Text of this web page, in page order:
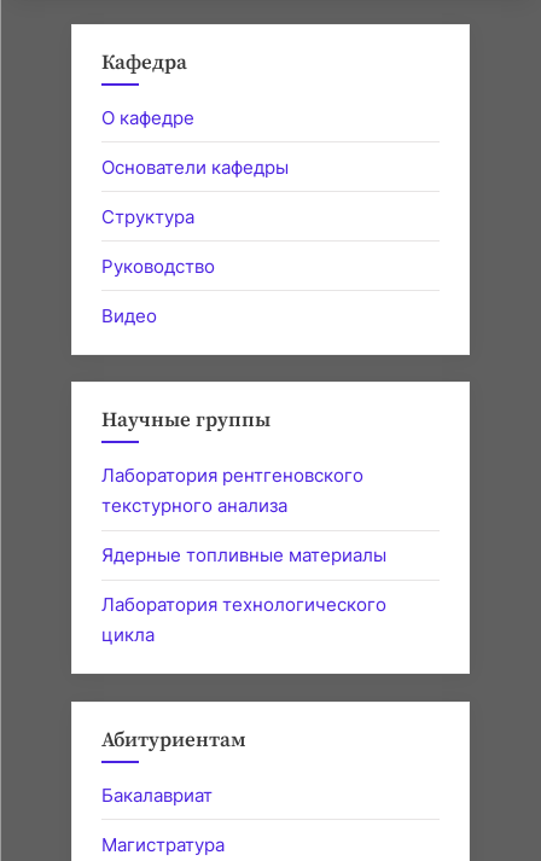
Кафедра
О кафедре
Основатели кафедры
Структура
Руководство
Видео
Научные группы
Лаборатория рентгеновского
текстурного анализа
Ядерные топливные материалы
Лаборатория технологического
цикла
Абитуриентам
Бакалавриат
Магистратура